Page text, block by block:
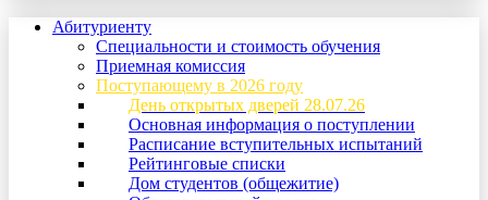
Абитуриенту
Специальности и стоимость обучения
Приемная комиссия
Поступающему в 2026 году
День открытых дверей 28.07.26
Основная информация о поступлении
Расписание вступительных испытаний
Рейтинговые списки
Дом студентов (общежитие)